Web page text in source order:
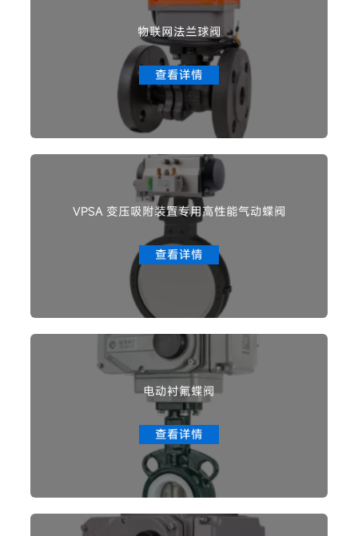
物联网法兰球阀
查看详情
VPSA 变压吸附装置专用高性能气动蝶阀
查看详情
电动衬氟蝶阀
查看详情